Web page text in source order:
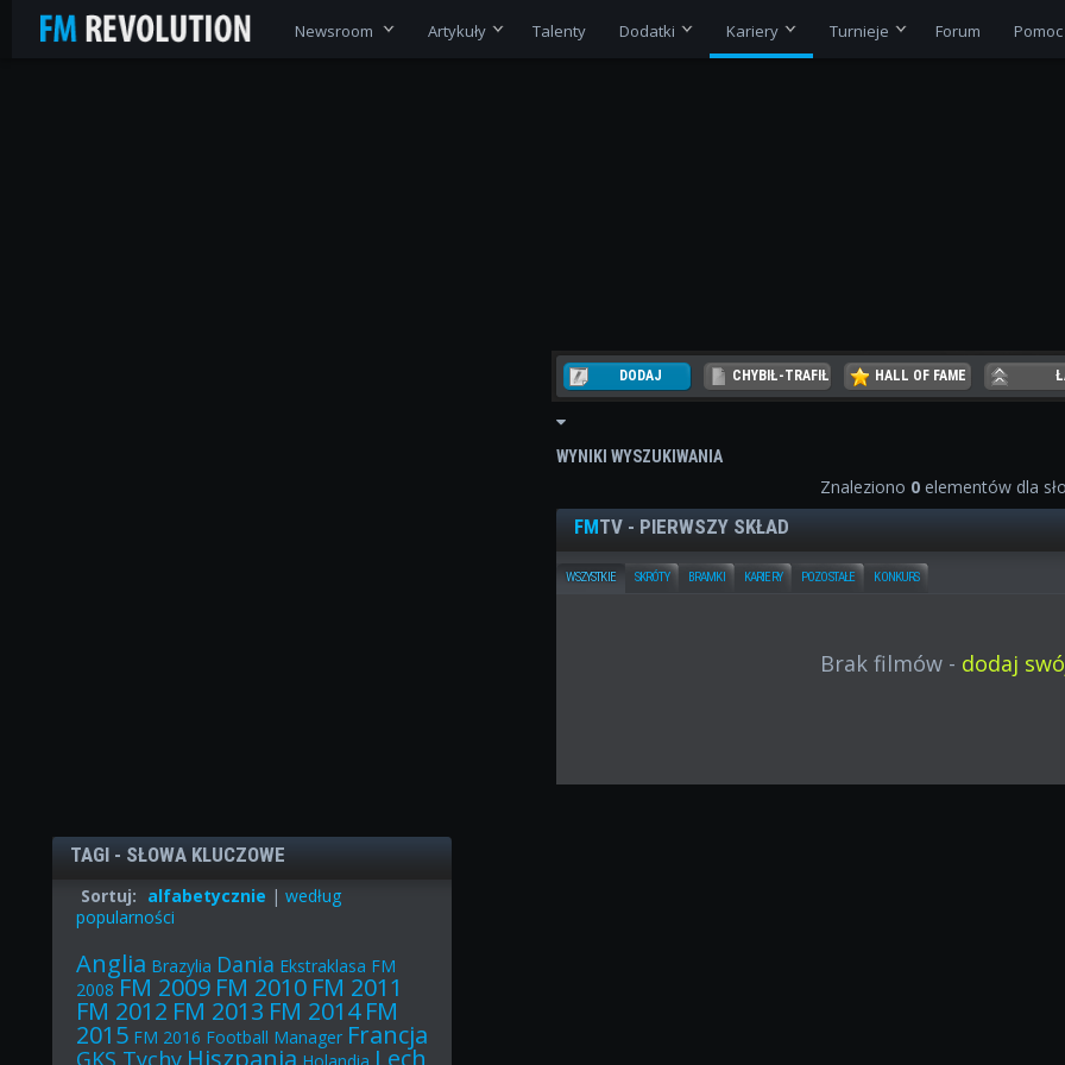
Newsroom Artykuły Talenty Dodatki Kariery Turnieje Forum Pomoc
DODAJ CHYBIŁ-TRAFIŁ HALL OF FAME
WYNIKI WYSZUKIWANIA
Znaleziono 0elementów dla
FMTV - PIERWSZY SKŁAD
WSZYSTKIE SKRÓTY BRAMKI KARIERY POZOSTAŁE KONKURS
Brak filmów - dodaj
TAGI - SŁOWA KLUCZOWE
Sortuj: alfabetycznie | według
popularności
Anglia Brazylia Dania Ekstraklasa FM
2008 FM 2009 FM 2010 FM 2011
FM 2012 FM 2013 FM 2014 FM
2015 FM 2016 Football Manager Francja
GKS Tychy Hiszpania Holandia Lech